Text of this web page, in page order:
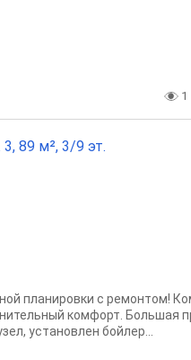
1
89 м², 3/9 эт.
планировки с ремонтом!
комфорт. Большая
установлен бойлер...